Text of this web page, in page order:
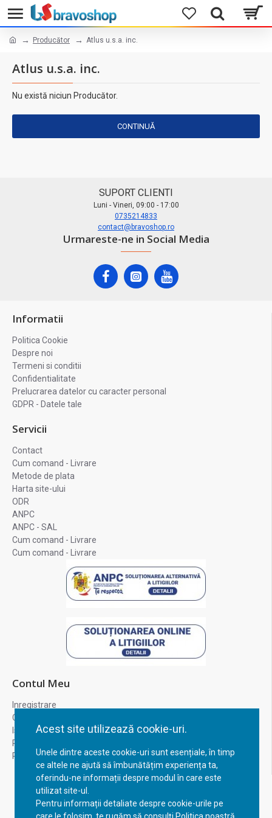
Acest site utilizează cookie-uri.
Unele dintre aceste cookie-uri sunt esențiale, în timp
ce altele ne ajută să îmbunătățim experiența ta,
oferindu-ne informații despre modul în care este
utilizat site-ul.
Pentru informații detaliate despre cookie-urile pe
Producător Atlus u.s.a. inc.
Atlus u.s.a. inc.
Nu există niciun Producător.
CONTINUĂ
SUPORT CLIENTI
Luni - Vineri, 09:00 - 17:00
0735214833
contact@bravoshop.ro
Urmareste-ne in Social Media
Informatii
Politica Cookie
Despre noi
Termeni si conditii
Confidentialitate
Prelucrarea datelor cu caracter personal
GDPR - Datele tale
Servicii
Contact
Cum comand - Livrare
Metode de plata
Harta site-ului
ODR
ANPC
ANPC - SAL
Cum comand - Livrare
Cum comand - Livrare
Contul Meu
Inregistrare
Contul meu
Istoric comenzi
Recuperare parola
Returnare produs